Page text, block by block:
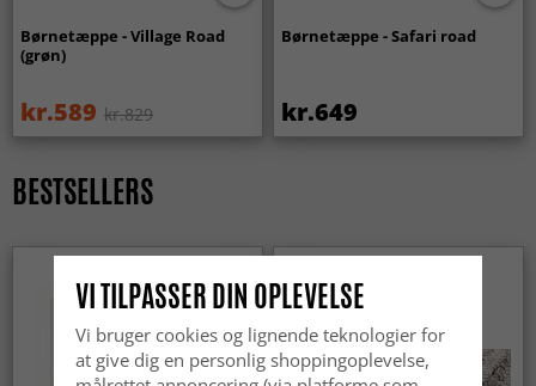
Børnetæppe - Village Road
(grøn)
kr.589 kr.829
Børnetæppe - Safari road
kr.649
BESTSELLERS
VI TILPASSER DIN OPLEVELSE
Vi bruger cookies og lignende teknologier for
at give dig en personlig shoppingoplevelse,